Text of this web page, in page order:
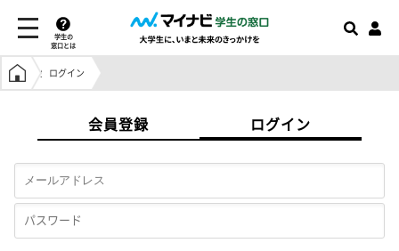
学生の
窓口とは
学生の窓口トップ
ログイン
会員登録 ログイン